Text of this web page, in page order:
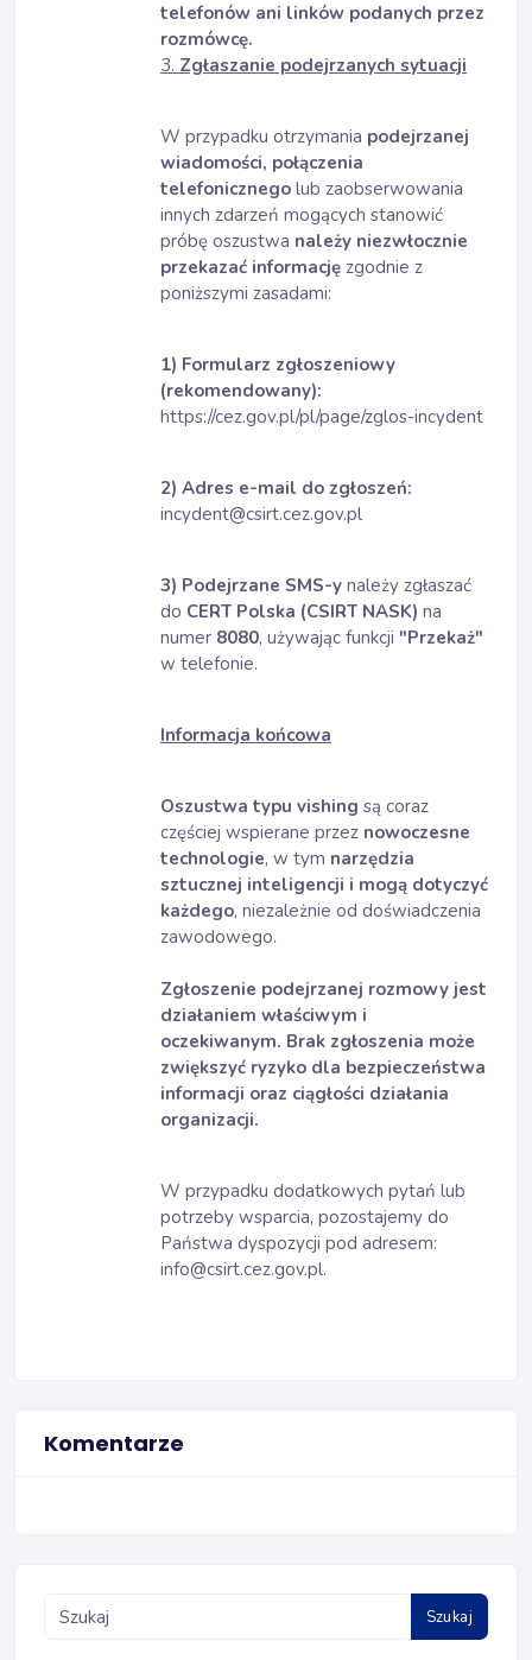
telefonów ani linków podanych przez
rozmówcę.
3. Zgłaszanie podejrzanych sytuacji
W przypadku otrzymania podejrzanej
wiadomości, połączenia
telefonicznego lub zaobserwowania
innych zdarzeń mogących stanowić
próbę oszustwa należy niezwłocznie
przekazać informację zgodnie z
poniższymi zasadami:
1) Formularz zgłoszeniowy
(rekomendowany):
https://cez.gov.pl/pl/page/zglos-incydent
2) Adres e-mail do zgłoszeń:
incydent@csirt.cez.gov.pl
3) Podejrzane SMS-y należy zgłaszać
do CERT Polska (CSIRT NASK) na
numer 8080, używając funkcji "Przekaż"
w telefonie.
Informacja końcowa
Oszustwa typu vishing są coraz
częściej wspierane przez nowoczesne
technologie, w tym narzędzia
sztucznej inteligencji i mogą dotyczyć
każdego, niezależnie od doświadczenia
zawodowego.
Zgłoszenie podejrzanej rozmowy jest
działaniem właściwym i
oczekiwanym. Brak zgłoszenia może
zwiększyć ryzyko dla bezpieczeństwa
informacji oraz ciągłości działania
organizacji.
W przypadku dodatkowych pytań lub
potrzeby wsparcia, pozostajemy do
Państwa dyspozycji pod adresem:
info@csirt.cez.gov.pl.
Komentarze
Szukaj